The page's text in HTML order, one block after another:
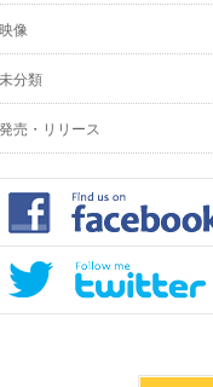
映像
未分類
発売・リリース